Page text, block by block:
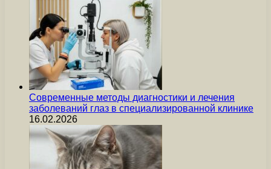
Современные методы диагностики и лечения
заболеваний глаз в специализированной клинике
16.02.2026